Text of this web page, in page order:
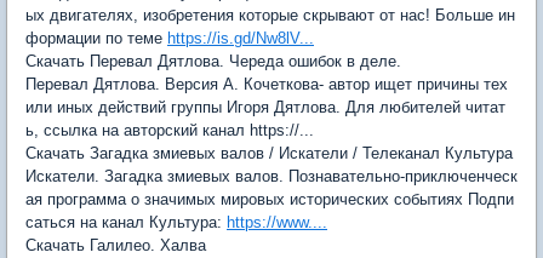
ых двигателях, изобретения которые скрывают от нас! Больше ин
формации по теме https://is.gd/Nw8lV...
Скачать Перевал Дятлова. Череда ошибок в деле.
Перевал Дятлова. Версия А. Кочеткова- автор ищет причины тех
или иных действий группы Игоря Дятлова. Для любителей читат
ь, ссылка на авторский канал https://...
Скачать Загадка змиевых валов / Искатели / Телеканал Культура
Искатели. Загадка змиевых валов. Познавательно-приключенческ
ая программа о значимых мировых исторических событиях Подпи
саться на канал Культура: https://www....
Скачать Галилео. Халва